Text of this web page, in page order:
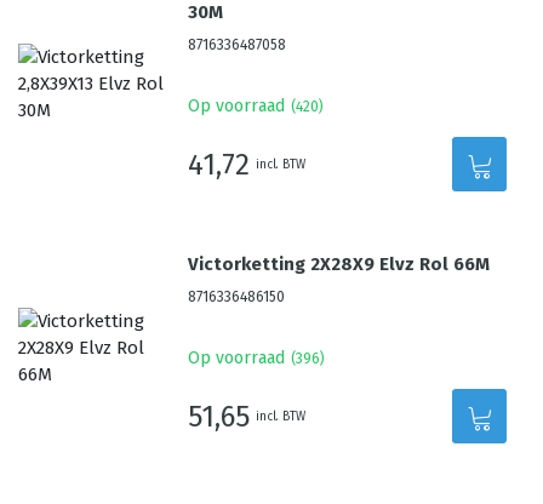
30M
8716336487058
Op voorraad (420)
41,72 incl. BTW
Victorketting 2X28X9 Elvz Rol 66M
8716336486150
Op voorraad (396)
51,65 incl. BTW